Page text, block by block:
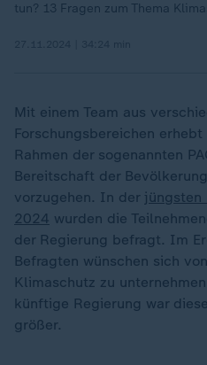
tun? 13 Fragen zum Thema
Mit einem Team aus
Forschungsbereichen
Rahmen der sogenannten
Bereitschaft der
vorzugehen. In der jüngsten
2024 wurden die
der Regierung befragt. Im
Befragten wünschen sich
Klimaschutz zu
künftige Regierung war
größer.